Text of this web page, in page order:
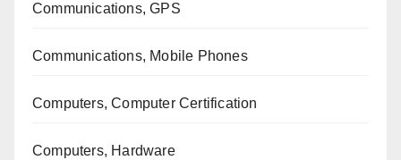
Communications, GPS
Communications, Mobile Phones
Computers, Computer Certification
Computers, Hardware